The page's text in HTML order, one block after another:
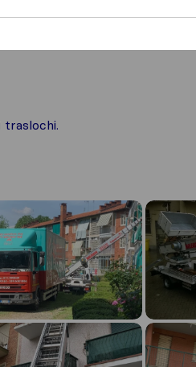
traslochi.